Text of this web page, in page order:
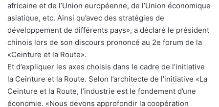
africaine et de l’Union européenne, de l’Union économique
asiatique, etc. Ainsi qu’avec des stratégies de
développement de différents pays», a déclaré le président
chinois lors de son discours prononcé au 2e forum de la
«Ceinture et la Route».
Et d’expliquer les axes choisis dans le cadre de l’initiative
la Ceinture et la Route. Selon l’architecte de l’initiative «La
Ceinture et la Route, l’industrie est le fondement d’une
économie. «Nous devons approfondir la coopération